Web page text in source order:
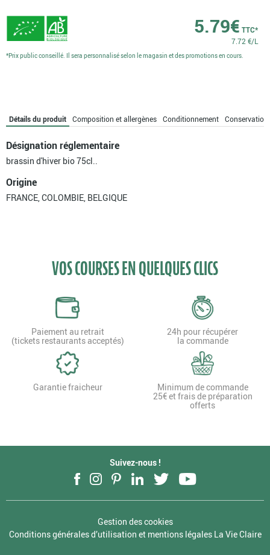
5.79€ TTC*
7.72 €/L
*Prix public conseillé. Il sera personnalisé selon le magasin et des promotions en cours.
Détails du produit Composition et allergènes Conditionnement Conservation
Désignation réglementaire
brassin d'hiver bio 75cl..
Origine
FRANCE, COLOMBIE, BELGIQUE
VOS COURSES EN QUELQUES CLICS
Paiement au retrait
(tickets restaurants acceptés)
24h pour récupérer
la commande
Garantie fraicheur Minimum de commande
25€ et frais de préparation
offerts
Suivez-nous !
Facebook
Instagram
Pinterest
LinkedIn
TwitterYouTube
Gestion des cookies
Conditions générales d’utilisation et mentions légales La Vie Claire